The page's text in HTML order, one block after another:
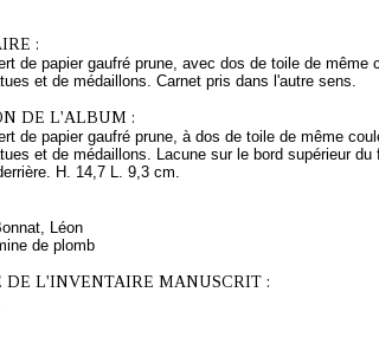
:
de papier gaufré prune, avec dos de toile de
et de médaillons. Carnet pris dans l'autre sens.
DE L'ALBUM :
de papier gaufré prune, à dos de toile de même
et de médaillons. Lacune sur le bord supérieur
H. 14,7 L. 9,3 cm.
Léon
de plomb
DE L'INVENTAIRE MANUSCRIT :